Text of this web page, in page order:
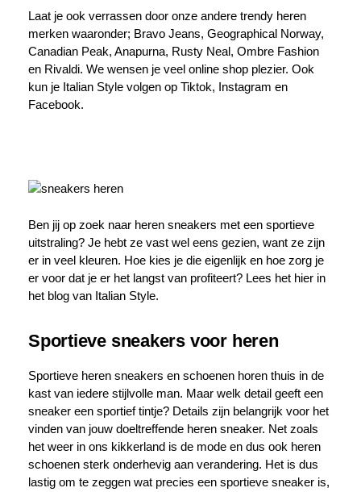
Laat je ook verrassen door onze andere trendy heren
merken waaronder; Bravo Jeans, Geographical Norway,
Canadian Peak, Anapurna, Rusty Neal, Ombre Fashion
en Rivaldi. We wensen je veel online shop plezier. Ook
kun je Italian Style volgen op Tiktok, Instagram en
Facebook.
Ben jij op zoek naar heren sneakers met een sportieve
uitstraling? Je hebt ze vast wel eens gezien, want ze zijn
er in veel kleuren. Hoe kies je die eigenlijk en hoe zorg je
er voor dat je er het langst van profiteert? Lees het hier in
het blog van Italian Style.
Sportieve sneakers voor heren
Sportieve heren sneakers en schoenen horen thuis in de
kast van iedere stijlvolle man. Maar welk detail geeft een
sneaker een sportief tintje? Details zijn belangrijk voor het
vinden van jouw doeltreffende heren sneaker. Net zoals
het weer in ons kikkerland is de mode en dus ook heren
schoenen sterk onderhevig aan verandering. Het is dus
lastig om te zeggen wat precies een sportieve sneaker is,